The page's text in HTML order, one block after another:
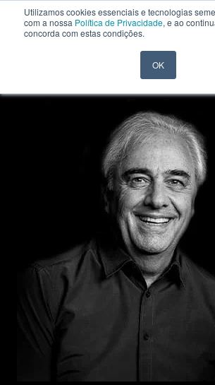
Utilizamos cookies essenciais e tecnologias
com a nossa Política de Privacidade, e ao
concorda com estas condições.
OK